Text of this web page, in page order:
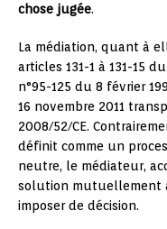
chose jugée.
La médiation, quant à
articles 131-1 à 131-15
n°95-125 du 8 février
16 novembre 2011
2008/52/CE.
définit comme un
neutre, le médiateur,
solution mutuellement
imposer de décision.